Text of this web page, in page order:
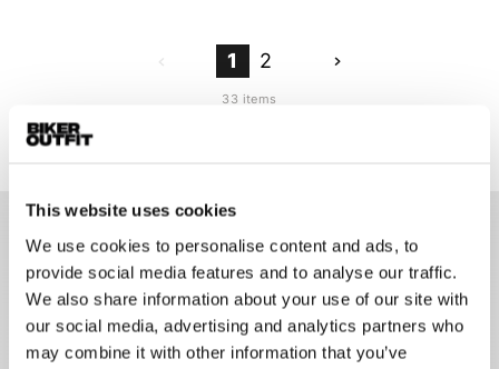
This website uses cookies
We use cookies to personalise content and ads, to
provide social media features and to analyse our traffic.
We also share information about your use of our site with
our social media, advertising and analytics partners who
may combine it with other information that you’ve
1 2
33 items
Alpinestars motorjassen voor dames
Een motorjas is onmisbaar om je bovenlijf te beschermen
tijdens het motorrijden. Door een goede motorjas te dragen,
kun je met een veilig gevoel op de motor zitten. Dames